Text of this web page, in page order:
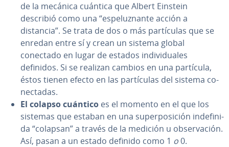
de la mecánica cuántica que Albert Einstein
describió como una “es­pe­lu­z­na­n­te acción a
distancia”. Se trata de dos o más pa­r­tí­cu­las que se
enredan entre sí y crean un sistema global
conectado en lugar de estados in­di­vi­dua­les
definidos. Si se realizan cambios en una partícula,
éstos tienen efecto en las pa­r­tí­cu­las del sistema co­
ne­c­ta­das.
El colapso cuántico es el momento en el que los
sistemas que estaban en una su­pe­r­po­si­ción in­de­fi­ni­
da “colapsan” a través de la medición u ob­se­r­va­ción.
Así, pasan a un estado definido como 1 o0.